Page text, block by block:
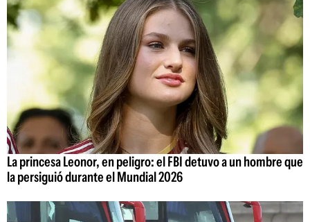
La princesa Leonor, en peligro: el FBI detuvo a un hombre que
la persiguió durante el Mundial 2026